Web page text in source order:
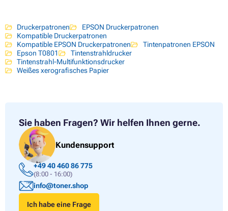
Druckerpatronen
EPSON Druckerpatronen
Kompatible Druckerpatronen
Kompatible EPSON Druckerpatronen
Tintenpatronen EPSON
Epson T0801
Tintenstrahldrucker
Tintenstrahl-Multifunktionsdrucker
Weißes xerografisches Papier
Sie haben Fragen? Wir helfen Ihnen gerne.
Kundensupport
+49 40 460 86 775
(8:00 - 16:00)
info@toner.shop
Ich habe eine Frage